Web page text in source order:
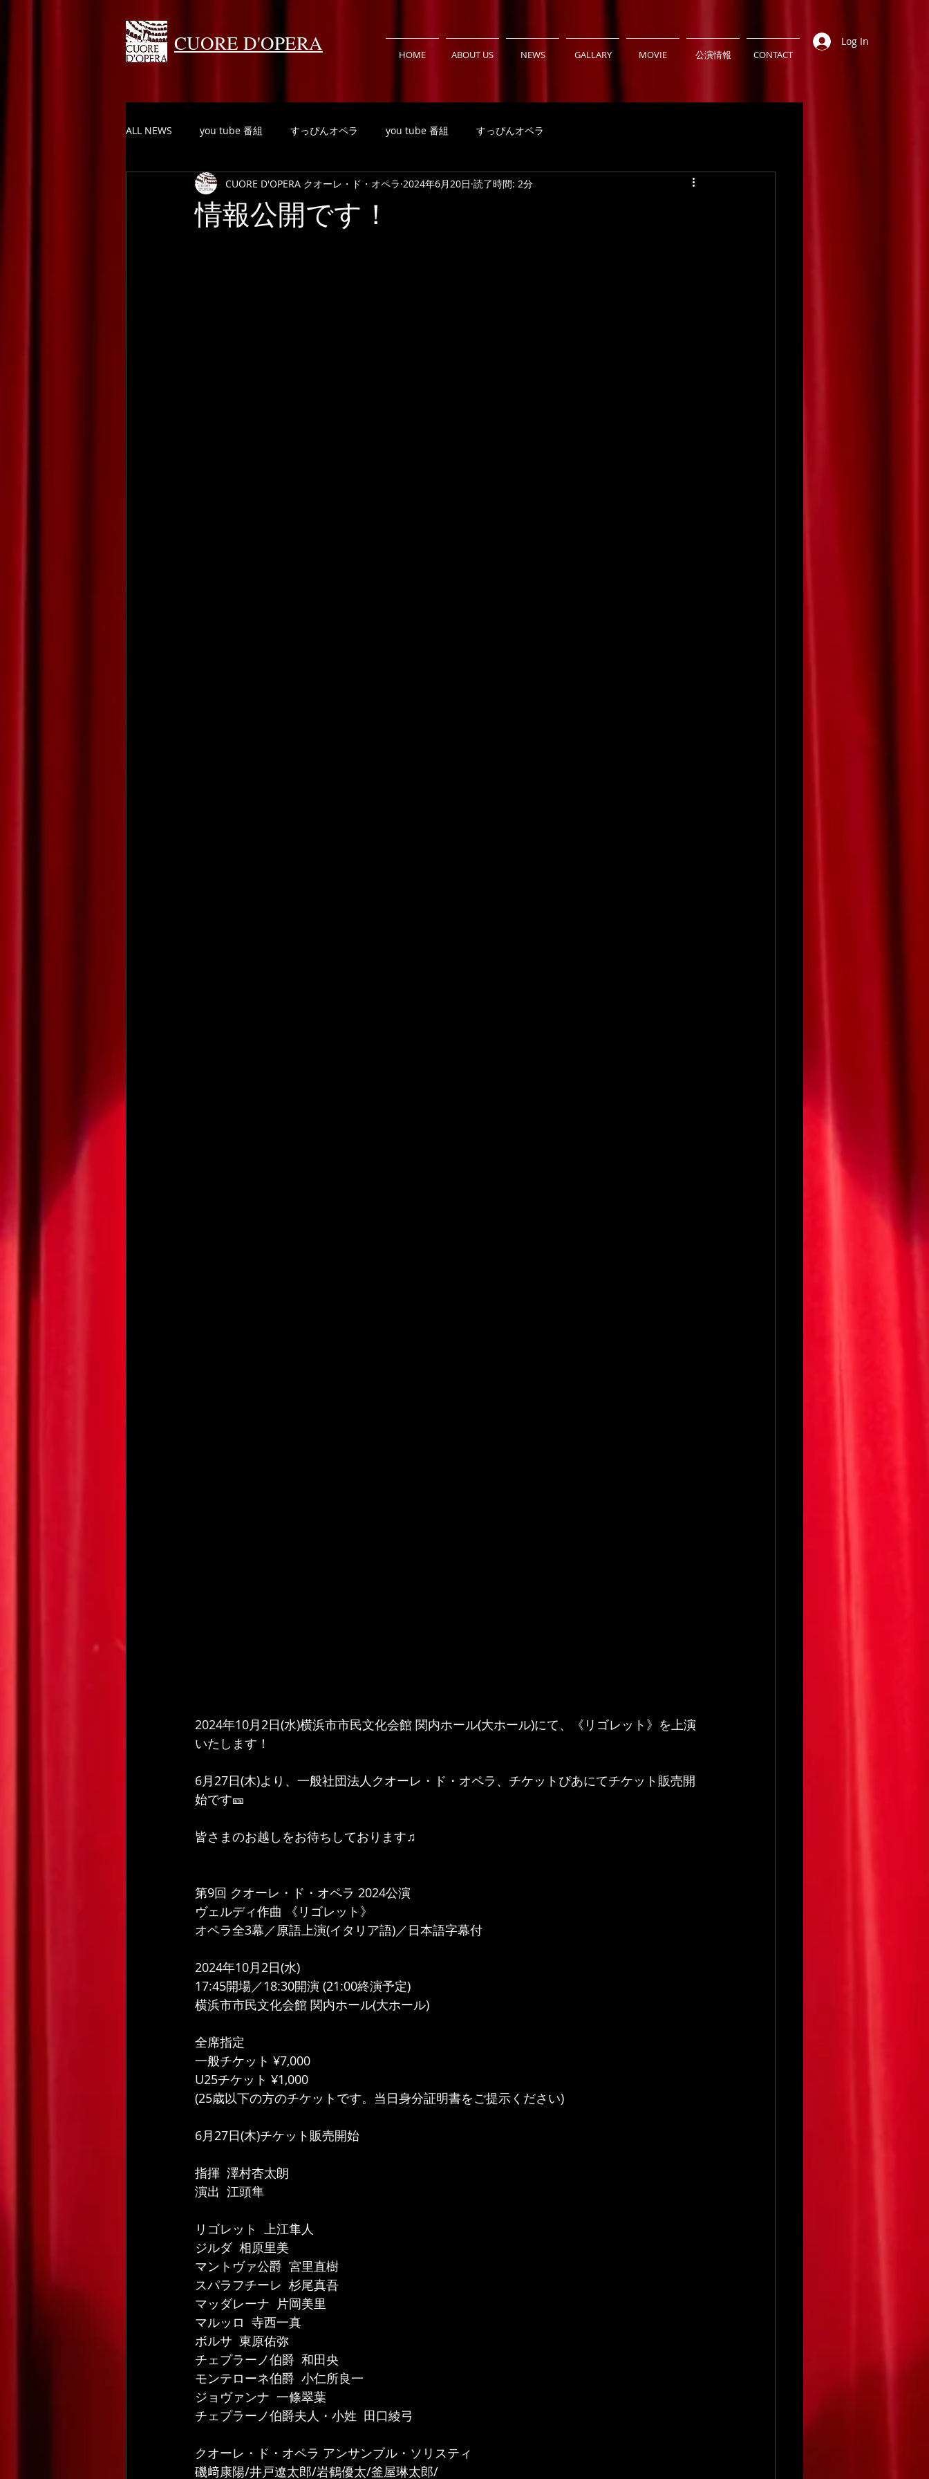
CUORE D'OPERA HOME ABOUT US NEWS GALLARY MOVIE 公演情報 CONTACT
Log In
ALL NEWS you tube 番組 すっぴんオペラ you tube 番組 すっぴんオペラ
情報公開です！
CUORE D'OPERA クオーレ・ド・オペラ 2024年6月20日 読了時間: 2分
2024年10月2日(水)横浜市市民文化会館 関内ホール(大ホール)にて、《リゴレット》を上演
いたします！
6月27日(木)より、一般社団法人クオーレ・ド・オペラ、チケットぴあにてチケット販売開
始です🎫
皆さまのお越しをお待ちしております♫
第9回 クオーレ・ド・オペラ 2024公演
ヴェルディ作曲 《リゴレット》
オペラ全3幕／原語上演(イタリア語)／日本語字幕付
2024年10月2日(水)
17:45開場／18:30開演 (21:00終演予定)
横浜市市民文化会館 関内ホール(大ホール)
全席指定
一般チケット ¥7,000
U25チケット ¥1,000
(25歳以下の方のチケットです。当日身分証明書をご提示ください)
6月27日(木)チケット販売開始
指揮  澤村杏太朗
演出  江頭隼
リゴレット  上江隼人
ジルダ  相原里美
マントヴァ公爵  宮里直樹
スパラフチーレ  杉尾真吾
マッダレーナ  片岡美里
マルッロ  寺西一真
ボルサ  東原佑弥
チェプラーノ伯爵  和田央
モンテローネ伯爵  小仁所良一
ジョヴァンナ  一條翠葉
チェプラーノ伯爵夫人・小姓  田口綾弓
クオーレ・ド・オペラ アンサンブル・ソリスティ
磯﨑康陽/井戸遼太郎/岩鶴優太/釜屋琳太郎/